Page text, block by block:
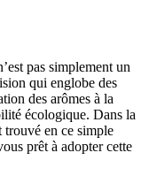
pas simplement un
qui englobe des
des arômes à la
écologique. Dans la
trouvé en ce simple
prêt à adopter cette